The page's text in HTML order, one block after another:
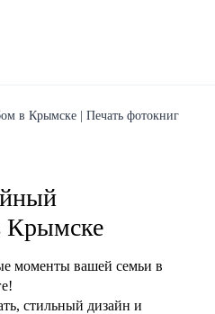
в Крымске | Печать фотокниг
Крымске
моменты вашей семьи в
стильный дизайн и